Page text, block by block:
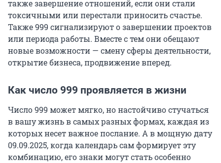
также завершение отношений, если они стали
токсичными или перестали приносить счастье.
Также 999 сигнализируют о завершении проектов
или периода работы. Вместе с тем они обещают
новые возможности — смену сферы деятельности,
открытие бизнеса, продвижение вперед.
Как число 999 проявляется в жизни
Число 999 может мягко, но настойчиво стучаться
в вашу жизнь в самых разных формах, каждая из
которых несет важное послание. А в мощную дату
09.09.2025, когда календарь сам формирует эту
комбинацию, его знаки могут стать особенно